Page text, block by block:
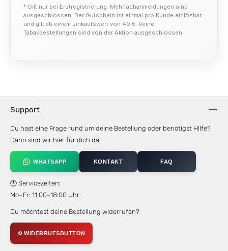
* Gilt nur bei Erstregistrierung. Mehrfachanmeldungen sind
ausgeschlossen. Der Gutschein ist einmal pro Kunde einlösbar
und gilt ab einem Einkaufswert von 40 €. Reine
Tabakbestellungen sind von der Aktion ausgeschlossen.
Support
Du hast eine Frage rund um deine Bestellung oder benötigst Hilfe?
Dann sind wir hier für dich da!
WHATSAPP KONTAKT FAQ
🕒 Servicezeiten:
Mo–Fr: 11:00–18:00 Uhr
Du möchtest deine Bestellung widerrufen?
⟲ WIDERRUFSBUTTON